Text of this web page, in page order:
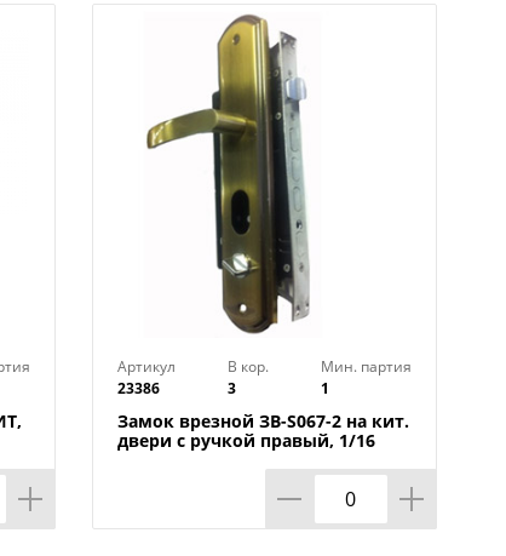
мм
Артикул
23386
В кор.
3
Мин. партия
1
Замок врезной ЗВ-S067-2 на кит.
двери с ручкой правый, 1/16